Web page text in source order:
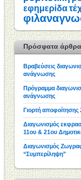
εφημερίδα
Πρόσφατα άρθρα
Βραβεύσεις
ανάγνωσης
Πρόγραμμα
ανάγνωσης
Γιορτή αποφοίτησης
Διαγωνισμός
11ου & 21ου
Διαγωνισμός
“Συμπερίληψη”